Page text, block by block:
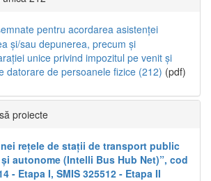
pentru acordarea asistenței
și/sau depunerea, precum și
unice privind impozitul pe venit și
datorare de persoanele fizice (212) (pdf)
proiecte
rețele de stații de transport public
autonome (Intelli Bus Hub Net)”, cod
- Etapa I, SMIS 325512 - Etapa II